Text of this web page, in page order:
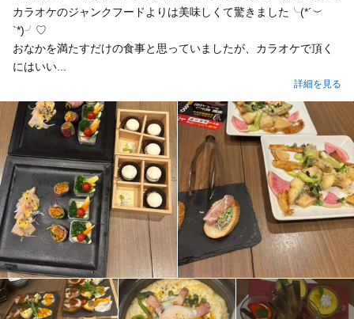
カラオケのジャンクフードよりは美味しくて驚きました╰(*´︶
`*)╯♡
おなかを満たすだけの食事と思っていましたが、カラオケで頂く
にはいい...
詳細を見る